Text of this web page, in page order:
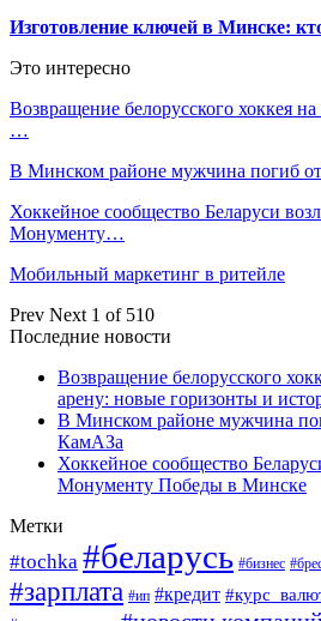
Изготовление ключей в Минске:
Это интересно
Возвращение белорусского хоккея
…
В Минском районе мужчина погиб
Хоккейное сообщество Беларуси
Монументу…
Мобильный маркетинг в ритейле
Prev Next 1 of 510
Последние новости
Возвращение белорусского
арену: новые горизонты и
В Минском районе мужчина
КамАЗа
Хоккейное сообщество
Монументу Победы в Минске
Метки
#tochka #беларусь #бизнес
#зарплата #ип #кредит